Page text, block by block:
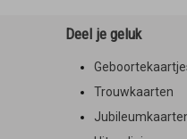
Deel je geluk
Trouwkaarten